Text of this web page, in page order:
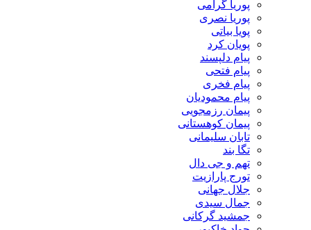
پوریا گرامی
پوریا نصری
پویا بیاتی
پویان کرد
پیام دلپسند
پیام فتحی
پیام فخری
پیام محمودیان
پیمان رزمجویی
پیمان کوهستانی
تابان سلیمانی
تگا بند
تهم و جی دال
تورج پارازیت
جلال جهانی
جمال سیدی
جمشید گرکانی